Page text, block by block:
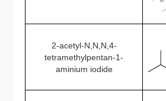
2-acetyl-N,N,N,4-
tetramethylpentan-1-
aminium iodide